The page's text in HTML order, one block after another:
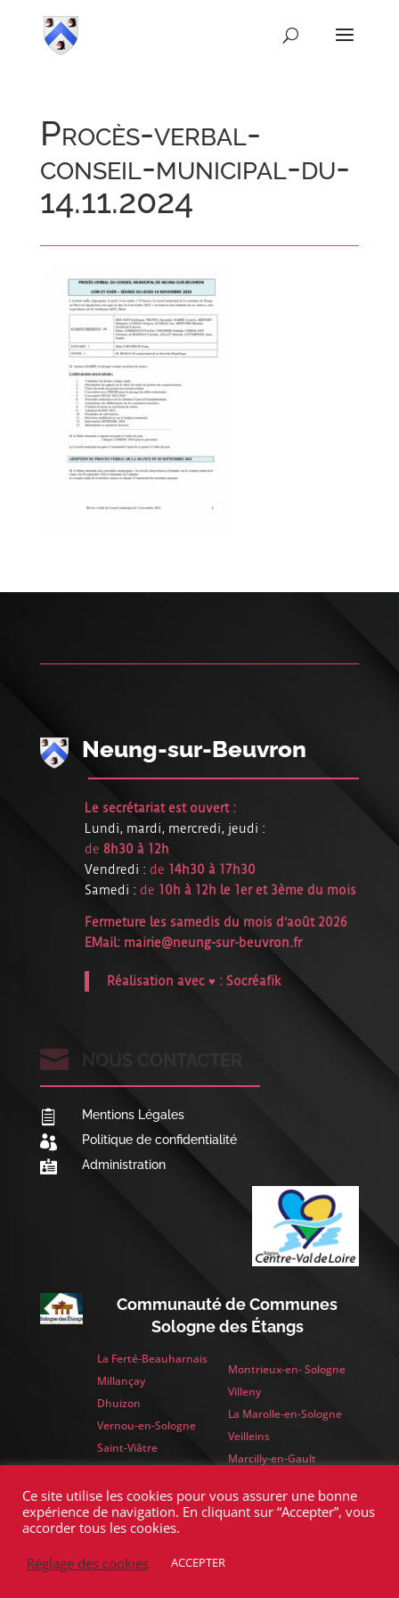
Procès-verbal-
conseil-municipal-du-
14.11.2024
Neung-sur-Beuvron
Le secrétariat est ouvert :
Lundi, mardi, mercredi, jeudi :
de 8h30 à 12h
Vendredi : de 14h30 à 17h30
Samedi : de 10h à 12h le 1er et 3ème du mois
Fermeture les samedis du mois d’août 2026
EMail: mairie@neung-sur-beuvron.fr
Réalisation avec ♥ : Socréafik
 NOUS CONTACTER
 Mentions Légales
 Politique de confidentialité
 Administration
Communauté de Communes
Sologne des Étangs
La Ferté-Beauharnais
Millançay
Dhuizon
Vernou-en-Sologne
Saint-Viâtre
Yvoy-le-Marron
Montrieux-en- Sologne
Villeny
La Marolle-en-Sologne
Veilleins
Marcilly-en-Gault
Ce site utilise les cookies pour vous assurer une bonne
expérience de navigation. En cliquant sur “Accepter”, vous
accorder tous les cookies.
Réglage des cookies
ACCEPTER